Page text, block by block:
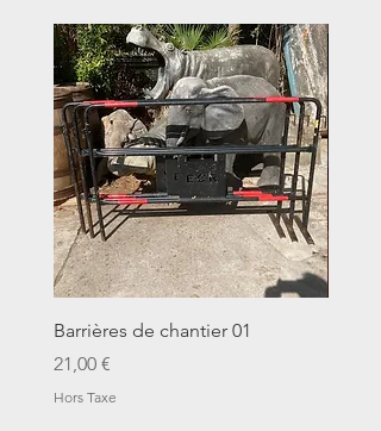
Barrières de chantier 01
Prix
21,00 €
Hors Taxe